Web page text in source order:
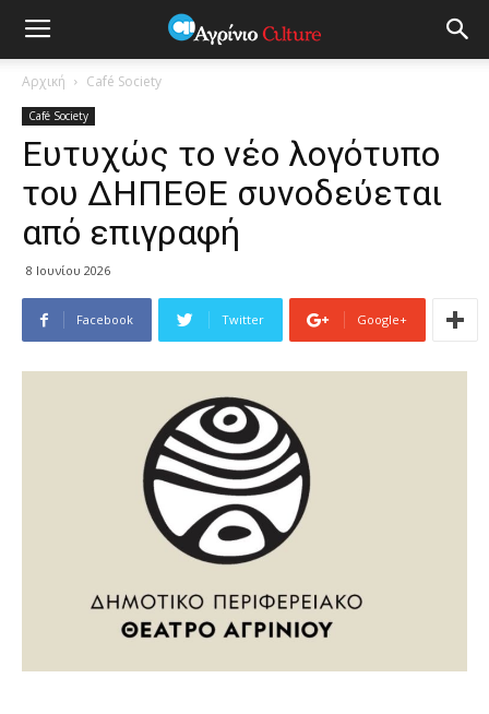
Αρχική Café Society
Café Society
Eυτυχώς το νέο λογότυπο
του ΔΗΠΕΘΕ συνοδεύεται
από επιγραφή
8 Ιουνίου 2026
Facebook Twitter Google+